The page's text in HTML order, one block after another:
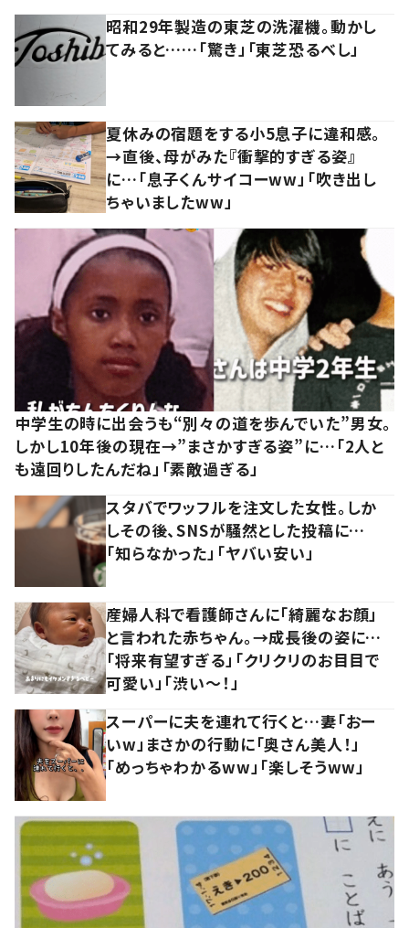
昭和29年製造の東芝の洗濯機。動かし
てみると……「驚き」「東芝恐るべし」
夏休みの宿題をする小5息子に違和感。
→直後、母がみた『衝撃的すぎる姿』
に…「息子くんサイコーww」「吹き出し
ちゃいましたww」
中学生の時に出会うも“別々の道を歩んでいた”男女。
しかし10年後の現在→”まさかすぎる姿”に…「2人と
も遠回りしたんだね」「素敵過ぎる」
スタバでワッフルを注文した女性。しか
しその後、SNSが騒然とした投稿に…
「知らなかった」「ヤバい安い」
産婦人科で看護師さんに「綺麗なお顔」
と言われた赤ちゃん。→成長後の姿に…
「将来有望すぎる」「クリクリのお目目で
可愛い」「渋い～！」
スーパーに夫を連れて行くと…妻「おー
いw」まさかの行動に「奥さん美人！」
「めっちゃわかるww」「楽しそうww」